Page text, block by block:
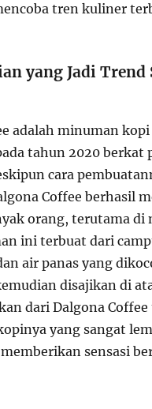
tren kuliner
yang Jadi Trend
adalah minuman
tahun 2020 berkat
cara
Coffee berhasil
orang, terutama di
ini terbuat dari
air panas yang
disajikan di
dari Dalgona
yang sangat
sensasi